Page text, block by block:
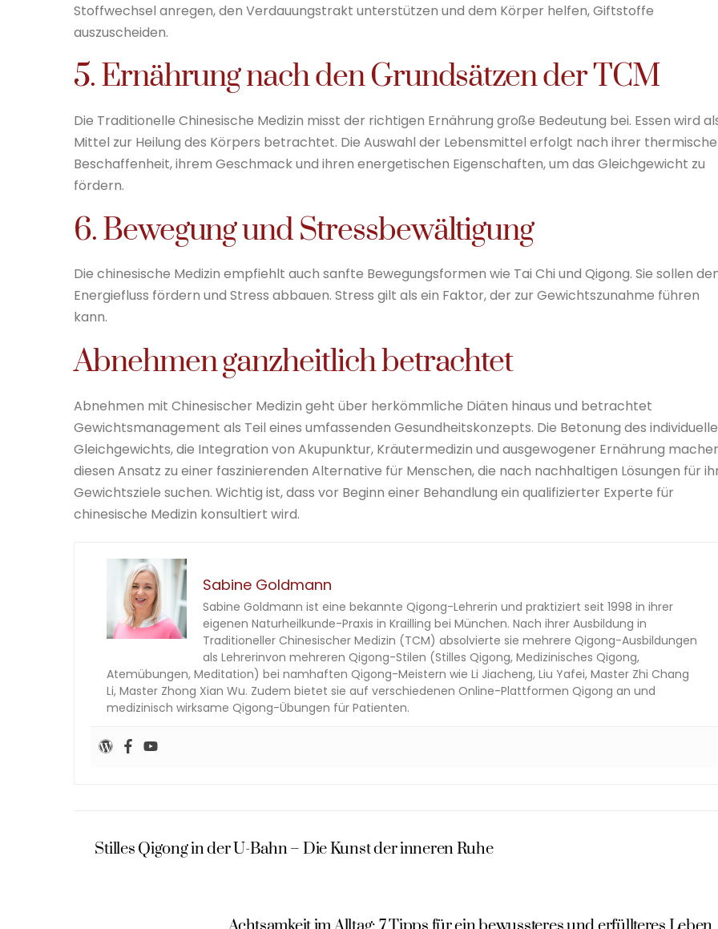
Stoffwechsel anregen, den Verdauungstrakt unterstützen und dem Körper helfen, Giftstoffe
auszuscheiden.
5. Ernährung nach den Grundsätzen der TCM
Die Traditionelle Chinesische Medizin misst der richtigen Ernährung große Bedeutung bei. Essen wird
Mittel zur Heilung des Körpers betrachtet. Die Auswahl der Lebensmittel erfolgt nach ihrer
Beschaffenheit, ihrem Geschmack und ihren energetischen Eigenschaften, um das Gleichgewicht zu
fördern.
6. Bewegung und Stressbewältigung
Die chinesische Medizin empfiehlt auch sanfte Bewegungsformen wie Tai Chi und Qigong. Sie sollen
Energiefluss fördern und Stress abbauen. Stress gilt als ein Faktor, der zur Gewichtszunahme führen
kann.
Abnehmen ganzheitlich betrachtet
Abnehmen mit Chinesischer Medizin geht über herkömmliche Diäten hinaus und betrachtet
Gewichtsmanagement als Teil eines umfassenden Gesundheitskonzepts. Die Betonung des
Gleichgewichts, die Integration von Akupunktur, Kräutermedizin und ausgewogener Ernährung
diesen Ansatz zu einer faszinierenden Alternative für Menschen, die nach nachhaltigen Lösungen für
Gewichtsziele suchen. Wichtig ist, dass vor Beginn einer Behandlung ein qualifizierter Experte für
chinesische Medizin konsultiert wird.
Sabine Goldmann
Sabine Goldmann ist eine bekannte Qigong-Lehrerin und praktiziert seit 1998 in ihrer
eigenen Naturheilkunde-Praxis in Krailling bei München. Nach ihrer Ausbildung in
Traditioneller Chinesischer Medizin (TCM) absolvierte sie mehrere Qigong-Ausbildungen
als Lehrerinvon mehreren Qigong-Stilen (Stilles Qigong, Medizinisches Qigong,
Atemübungen, Meditation) bei namhaften Qigong-Meistern wie Li Jiacheng, Liu Yafei, Master Zhi Chang
Li, Master Zhong Xian Wu. Zudem bietet sie auf verschiedenen Online-Plattformen Qigong an und
medizinisch wirksame Qigong-Übungen für Patienten.
Stilles Qigong in der U-Bahn – Die Kunst der inneren Ruhe